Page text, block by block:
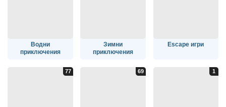
Водни
приключения
Зимни
приключения
Escape игри